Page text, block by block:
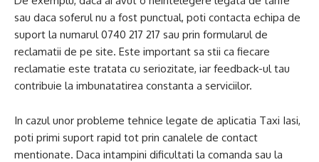
sau daca soferul nu a fost punctual, poti contacta echipa de
suport la numarul 0740 217 217 sau prin formularul de
reclamatii de pe site. Este important sa stii ca fiecare
reclamatie este tratata cu seriozitate, iar feedback-ul tau
contribuie la imbunatatirea constanta a serviciilor.
In cazul unor probleme tehnice legate de aplicatia Taxi Iasi,
poti primi suport rapid tot prin canalele de contact
mentionate. Daca intampini dificultati la comanda sau la